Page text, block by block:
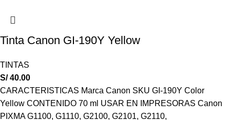
Tinta Canon GI-190Y Yellow
TINTAS
S/40.00
CARACTERISTICAS Marca Canon SKU GI-190Y Color
Yellow CONTENIDO 70 ml USAR EN IMPRESORAS Canon
PIXMA G1100, G1110, G2100, G2101, G2110,